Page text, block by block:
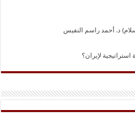
د. أحمد راسم النفيس
لإيران؟